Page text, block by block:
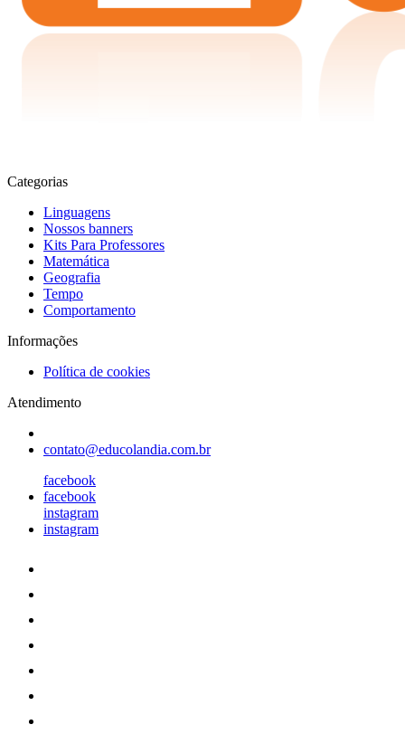
Categorias
Linguagens
Nossos banners
Kits Para Professores
Matemática
Geografia
Tempo
Comportamento
Informações
Política de cookies
Atendimento
contato@educolandia.com.br
facebook
facebook
instagram
instagram